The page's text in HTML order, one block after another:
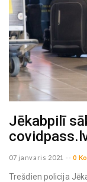
Jēkabpilī
07 janvaris 2021 -- 0
Trešdien policija